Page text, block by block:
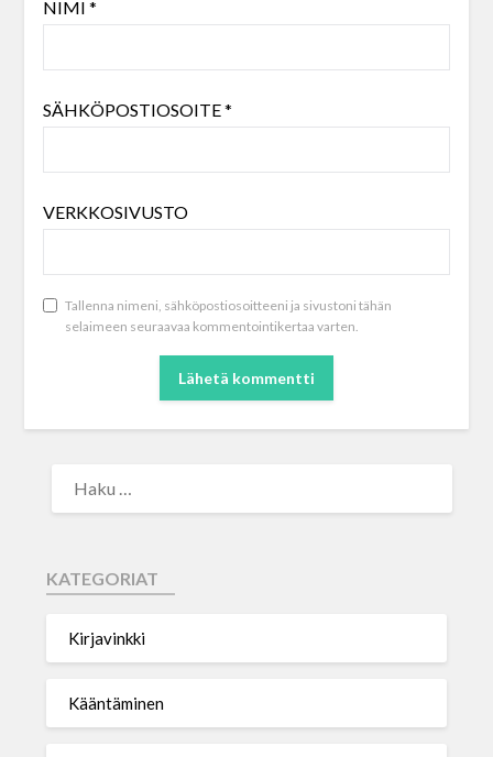
NIMI *
SÄHKÖPOSTIOSOITE*
VERKKOSIVUSTO
Tallenna nimeni, sähköpostiosoitteeni ja sivustoni tähän
selaimeen seuraavaa kommentointikertaa varten.
KATEGORIAT
Kirjavinkki
Kääntäminen